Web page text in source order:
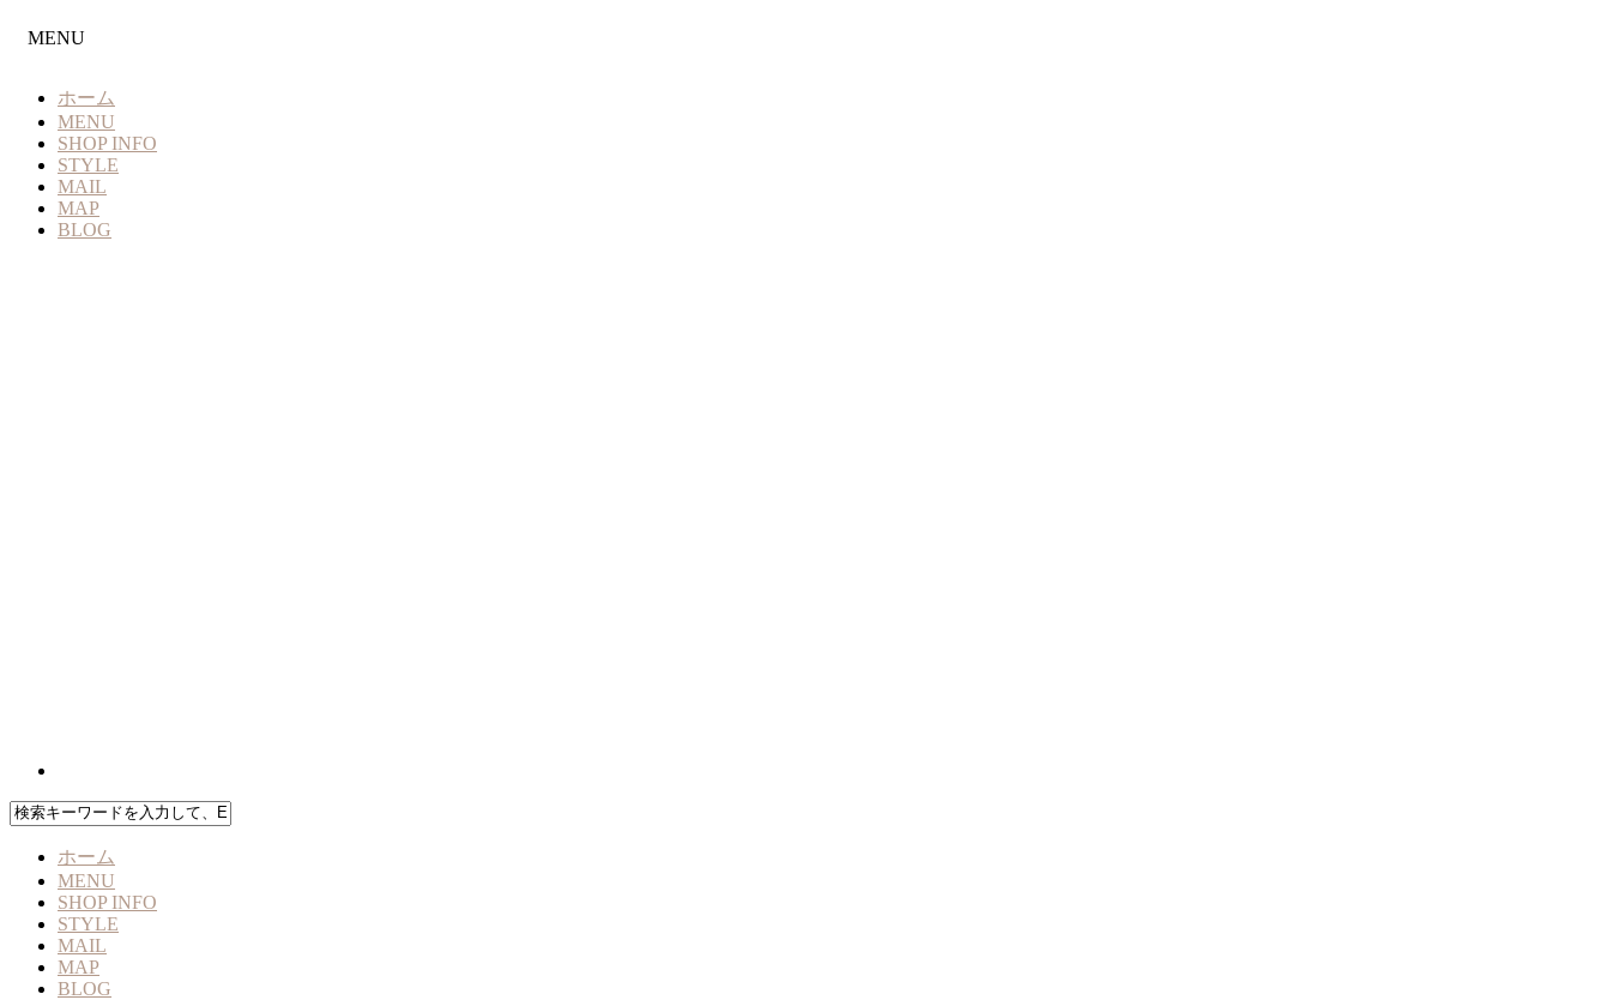
MENU
ホーム
MENU
SHOP INFO
STYLE
MAIL
MAP
BLOG
ホーム
MENU
SHOP INFO
STYLE
MAIL
MAP
BLOG